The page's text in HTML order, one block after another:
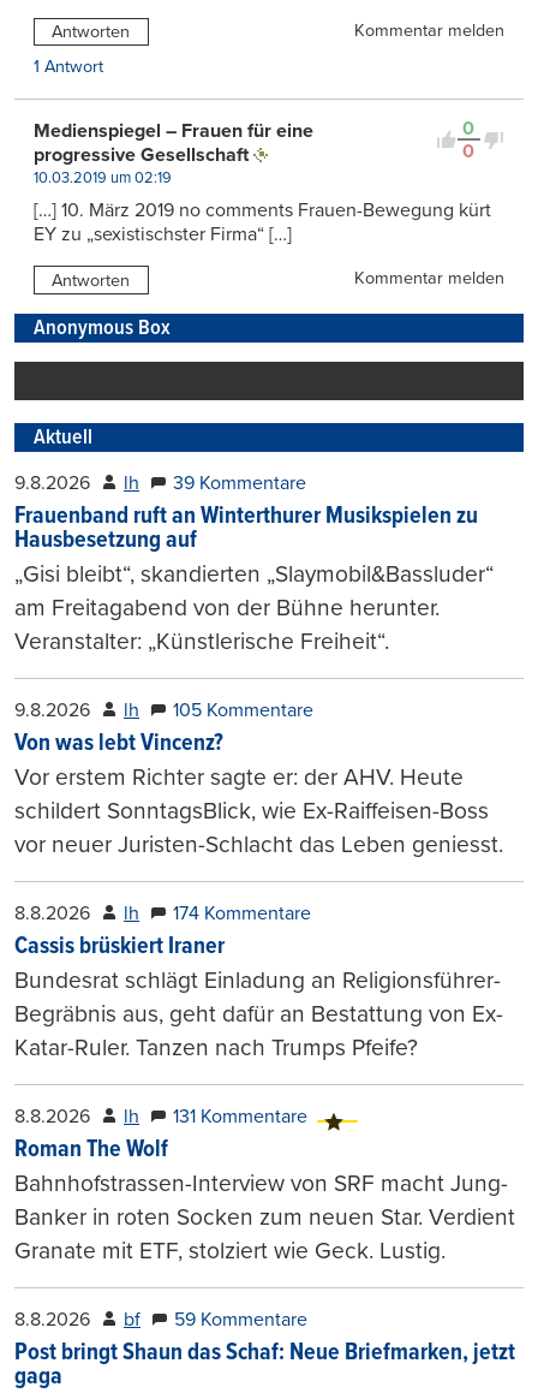
Antworten
Kommentar melden
1 Antwort
0
0
Medienspiegel – Frauen für eine
progressive Gesellschaft
10.03.2019 um 02:19
[…] 10. März 2019 no comments Frauen-Bewegung kürt
EY zu „sexistischster Firma“ […]
Antworten Kommentar melden
Anonymous Box
Aktuell
9.8.2026 lh 39 Kommentare
Frauenband ruft an Winterthurer Musikspielen zu
Hausbesetzung auf
„Gisi bleibt“, skandierten „Slaymobil&Bassluder“
am Freitagabend von der Bühne herunter.
Veranstalter: „Künstlerische Freiheit“.
9.8.2026 lh 105 Kommentare
Von was lebt Vincenz?
Vor erstem Richter sagte er: der AHV. Heute
schildert SonntagsBlick, wie Ex-Raiffeisen-Boss
vor neuer Juristen-Schlacht das Leben geniesst.
8.8.2026 lh 174 Kommentare
Cassis brüskiert Iraner
Bundesrat schlägt Einladung an Religionsführer-
Begräbnis aus, geht dafür an Bestattung von Ex-
Katar-Ruler. Tanzen nach Trumps Pfeife?
8.8.2026 lh 131 Kommentare
Roman The Wolf
Bahnhofstrassen-Interview von SRF macht Jung-
Banker in roten Socken zum neuen Star. Verdient
Granate mit ETF, stolziert wie Geck. Lustig.
8.8.2026 bf 59 Kommentare
Post bringt Shaun das Schaf: Neue Briefmarken, jetzt
gaga